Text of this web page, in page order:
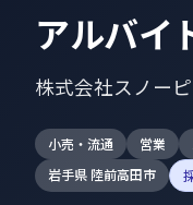
アルバイ
株式会社スノー
小売・流通 営業
岩手県 陸前高田市